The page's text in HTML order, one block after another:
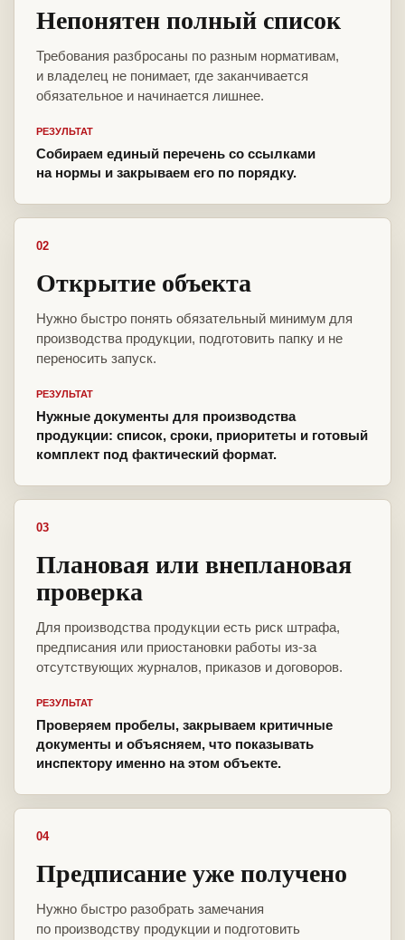
Непонятен полный список
Требования разбросаны по разным нормативам,
и владелец не понимает, где заканчивается
обязательное и начинается лишнее.
РЕЗУЛЬТАТ
Собираем единый перечень со ссылками
на нормы и закрываем его по порядку.
02
Открытие объекта
Нужно быстро понять обязательный минимум для
производства продукции, подготовить папку и не
переносить запуск.
РЕЗУЛЬТАТ
Нужные документы для производства
продукции: список, сроки, приоритеты и готовый
комплект под фактический формат.
03
Плановая или внеплановая
проверка
Для производства продукции есть риск штрафа,
предписания или приостановки работы из-за
отсутствующих журналов, приказов и договоров.
РЕЗУЛЬТАТ
Проверяем пробелы, закрываем критичные
документы и объясняем, что показывать
инспектору именно на этом объекте.
04
Предписание уже получено
Нужно быстро разобрать замечания
по производству продукции и подготовить